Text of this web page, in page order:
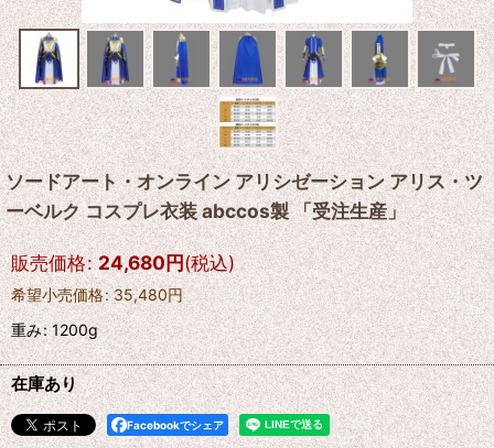
ソードアート・オンライン アリシゼーション アリス・ツ
ーベルク コスプレ衣装 abccos製 「受注生産」
販売価格: 24,680円(税込)
希望小売価格: 35,480円
重み:1200g
在庫あり
Facebookでシェア